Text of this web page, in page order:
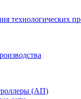
технологических
(АП)